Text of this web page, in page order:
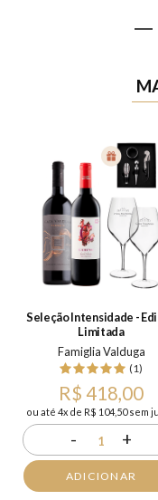
Seleção Intensidade -
Limitada
Famiglia Valduga
(1)
R$ 418,00
ou até 4x de R$ 104,50 sem
- 1 +
ADICIONAR